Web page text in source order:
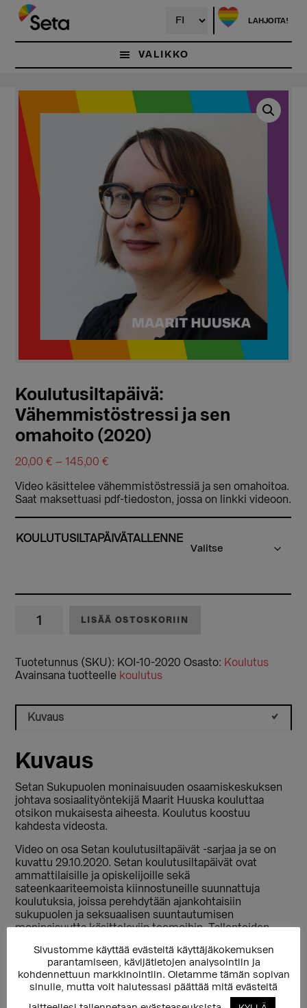
Hyppää
pääsisältöön
LAHJOITA!
VALIKKO
Koulutusiltapäivä:
Vähemmistöstressi ja sen
omahoito (2020)
20,00€ – 145,00€
-
Video käsittelee vähemmistöstressiä ja sen omahoitoa.
Saat maksettuasi pdf-tiedoston, jossa on linkki videoon.
KOULUTUSILTAPÄIVÄTALLENNE
Vähemmistöstressi
omahoito
(2020)
LISÄÄ OSTOSKORIIN
Tuotetunnus (SKU): KOI-10-2020 Osasto: Koulutus
Avainsana tuotteelle koulutus
Kuvaus
Kuvaus
Setan Sukupuolen moninaisuuden osaamiskeskuksen
johtava sosiaalityöntekijä Maarit Huuska kouluttaa
otsikon mukaisesta aiheesta. Koulutus koostuu
kahdesta videosta.
Video on osa Setan koulutusiltapäivät -sarjaa ja se on
kuvattu 29.10.2020. Setan koulutusiltapäivät ovat
ammattilaisille ja opiskelijoille sekä
sateenkaariteemoista kiinnostuneille suunnattuja
koulutuksia, joissa perehdytään ajankohtaisiin
sukupuolen ja seksuaalisen suuntautumisen
moninaisuutta käsitteleviin teemoihin. Tallenteiden
Lisätietoa:https://seta.fi/palvelut/asiantuntija-ja-
koulutuspalvelut/koulutusiltapaivat/
Video on tarkoitettu henkilökohtaiseen käyttöön.
Sivustomme käyttää evästeitä käyttäjäkokemuksen
parantamiseen, kävijätietojen analysointiin ja
kohdennettuun markkinointiin. Oletamme tämän sopivan
sinulle, mutta voit halutessasi päättää mitä evästeitä